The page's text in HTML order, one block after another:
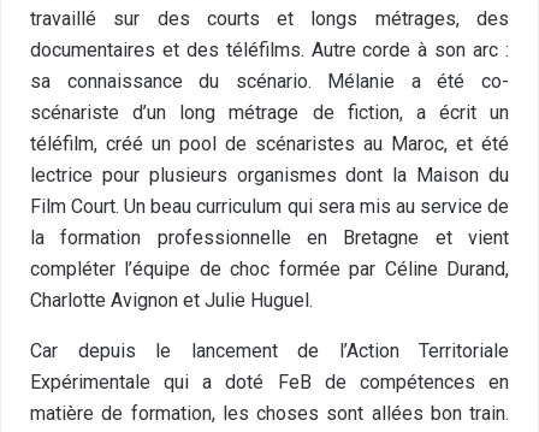
travaillé sur des courts et longs métrages, des
documentaires et des téléfilms. Autre corde à son arc :
sa connaissance du scénario. Mélanie a été co-
scénariste d’un long métrage de fiction, a écrit un
téléfilm, créé un pool de scénaristes au Maroc, et été
lectrice pour plusieurs organismes dont la Maison du
Film Court. Un beau curriculum qui sera mis au service de
la formation professionnelle en Bretagne et vient
compléter l’équipe de choc formée par Céline Durand,
Charlotte Avignon et Julie Huguel.
Car depuis le lancement de l’Action Territoriale
Expérimentale qui a doté FeB de compétences en
matière de formation, les choses sont allées bon train.